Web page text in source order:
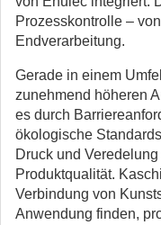
Prozesskontrolle –
Endverarbeitung.
Gerade in einem
zunehmend höheren
es durch
ökologische
Druck und
Produktqualität.
Verbindung von
Anwendung finden,